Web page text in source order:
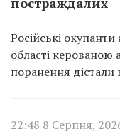
Російські
області керованою
поранення дістали
22:48 8 Серпня,